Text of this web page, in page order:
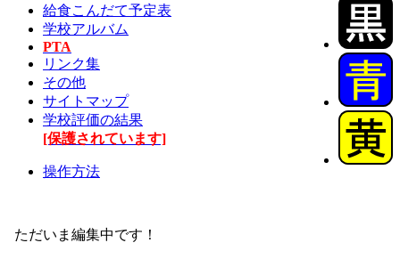
給食こんだて予定表
学校アルバム
PTA
リンク集
その他
サイトマップ
学校評価の結果
[保護されています]
操作方法
ただいま編集中です！